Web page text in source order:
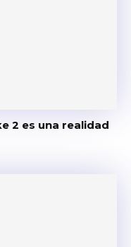
2 es una realidad